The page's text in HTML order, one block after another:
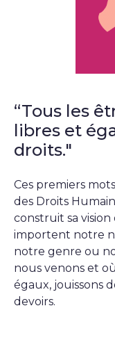
“Tous les
libres et
droits."
Ces premiers
des Droits
construit sa
importent notre
notre genre ou
nous venons et
égaux, jouissons
devoirs.